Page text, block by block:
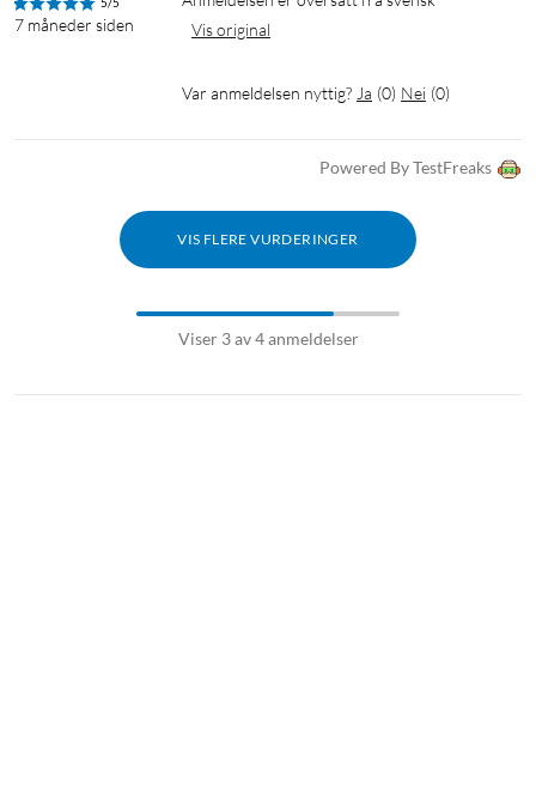
5/5
7 måneder siden
Vis original
Var anmeldelsen nyttig? Ja (0) Nei (0)
Powered By TestFreaks
VIS FLERE VURDERINGER
Viser 3 av 4 anmeldelser